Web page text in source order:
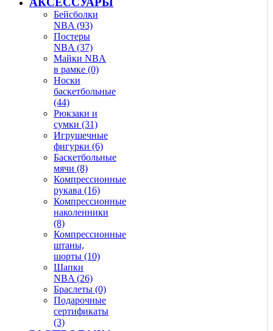
Бейсболки
NBA (93)
Постеры
NBA (37)
Майки NBA
в рамке (0)
Носки
баскетбольные
(44)
Рюкзаки и
сумки (31)
Игрушечные
фигурки (6)
Баскетбольные
мячи (8)
Компрессионные
рукава (16)
Компрессионные
наколенники
(8)
Компрессионные
штаны,
шорты (10)
Шапки
NBA (26)
Браслеты (0)
Подарочные
сертификаты
(3)